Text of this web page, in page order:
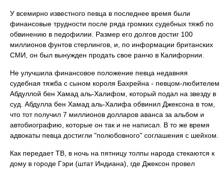
У всемирно известного певца в последнее время были
финансовые трудности после ряда громких судебных тяжб по
обвинению в педофилии. Размер его долгов достиг 100
миллионов фунтов стерлингов, и, по информации британских
СМИ, он был вынужден продать свое ранчо в Калифорнии.
Не улучшила финансовое положение певца недавняя
судебная тяжба с сыном короля Бахрейна - певцом-любителем
Абдуллой бен Хамад аль-Халифом, который подал на звезду в
суд. Абдулла бен Хамад аль-Халифа обвинил Джексона в том,
что тот получил 7 миллионов долларов аванса за альбом и
автобиографию, которые он так и не написал. В то же время
адвокаты певца достигли "полюбовного" соглашения с шейхом.
Как передает ТВ, в ночь на пятницу толпы народа стекаются к
дому в городе Гэри (штат Индиана), где Джексон провел